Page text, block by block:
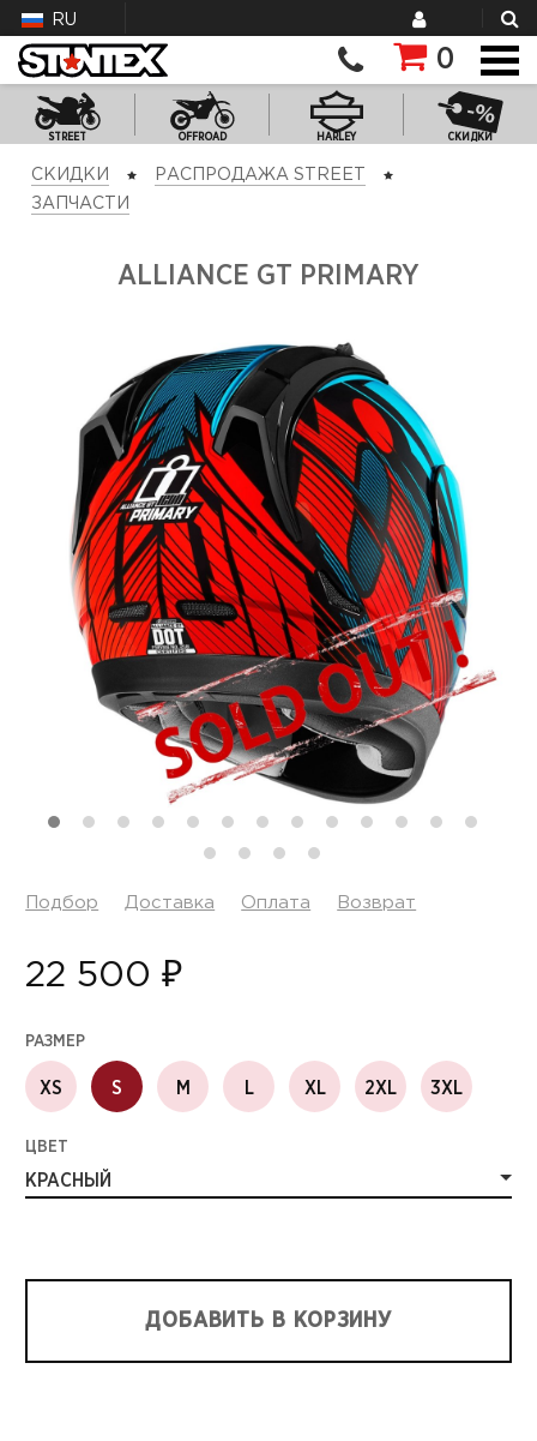
RU
0
STREET OFFROAD HARLEY СКИДКИ
СКИДКИ
РАСПРОДАЖА STREET
ЗАПЧАСТИ
ALLIANCE GT PRIMARY
Подбор Доставка Оплата Возврат
22 500 ₽
РАЗМЕР
XS S M L XL 2XL 3XL
ЦВЕТ
КРАСНЫЙ
ДОБАВИТЬ В КОРЗИНУ